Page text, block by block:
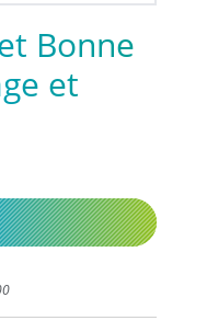
Bonne
et